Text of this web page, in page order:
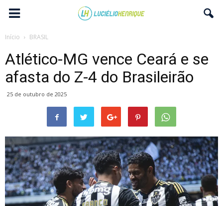
Início BRASIL
Atlético-MG vence Ceará e se
afasta do Z-4 do Brasileirão
25 de outubro de 2025